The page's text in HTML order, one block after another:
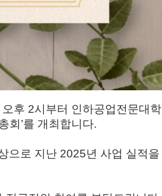
후 2시부터 인하공업전문대학
회’를 개최합니다.
으로 지난 2025년 사업 실적을